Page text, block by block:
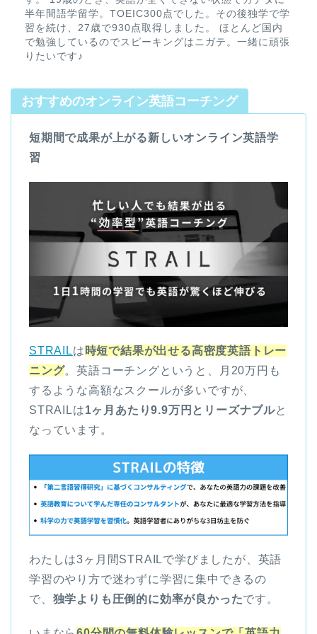
半年間語学留学。TOEIC300点でした。その後独学で学
習を続け、27歳で930点取得しました。 ほとんど国内
で勉強しているのでスピーキングはニガテ。一緒に頑張
りたいです♪
おすすめのオンライン英語コーチング
短期間で成果が上がる新しいオンライン英語学
習
STRAILは 時短で結果が出せる高密度英語トレー
ニング。英語コーチングというと、月20万円も
するような高額なスクールが多いですが、
STRAILは1ヶ月あたり9.9万円とリーズナブルと
なっています。
わたしは3ヶ月間STRAILで学びましたが、英語
学習のやり方で迷わずに学習に集中できるの
で、 独学よりも圧倒的に効率が良かったです。